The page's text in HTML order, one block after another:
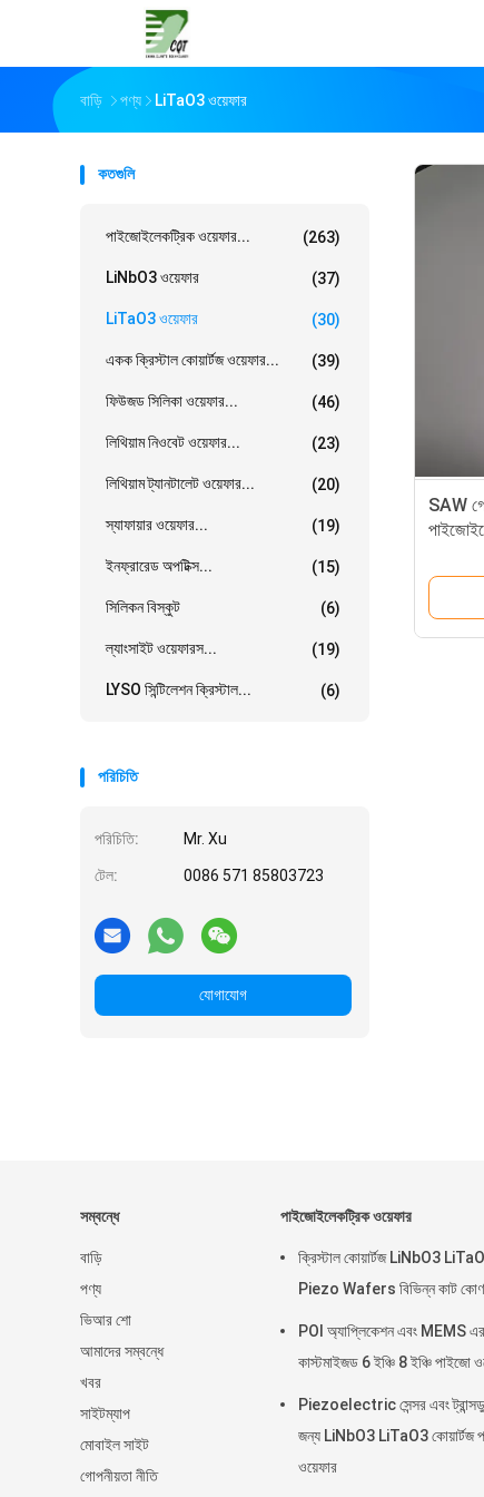
বাড়ি পণ্য LiTaO3 ওয়েফার
কতগুলি
পাইজোইলেকট্রিক ওয়েফার... (263)
LiNbO3 ওয়েফার (37)
LiTaO3 ওয়েফার (30)
একক ক্রিস্টাল কোয়ার্টজ ওয়েফার... (39)
ফিউজড সিলিকা ওয়েফার... (46)
লিথিয়াম নিওবেট ওয়েফার... (23)
লিথিয়াম ট্যানটালেট ওয়েফার... (20)
স্যাফায়ার ওয়েফার... (19)
ইনফ্রারেড অপটিক্স... (15)
সিলিকন বিস্কুট (6)
ল্যাংসাইট ওয়েফারস... (19)
LYSO সিন্টিলেশন ক্রিস্টাল... (6)
পরিচিতি
পরিচিতি: Mr. Xu
টেল: 0086 571 85803723
যোগাযোগ
SAW
সম্বন্ধে
বাড়ি
পণ্য
ভিআর শো
আমাদের সম্বন্ধে
খবর
সাইটম্যাপ
মোবাইল সাইট
গোপনীয়তা নীতি
পাইজোইলেকট্রিক ওয়েফার
ক্রিস্টাল কোয়ার্টজ LiNbO3
Piezo Wafers বিভিন্ন কাট
POI অ্যাপ্লিকেশন এবং MEMS
কাস্টমাইজড 6 ইঞ্চি 8 ইঞ্চি পাইজো
Piezoelectric সেন্সর এবং
জন্য LiNbO3 LiTaO3 কোয়ার্টজ
ওয়েফার